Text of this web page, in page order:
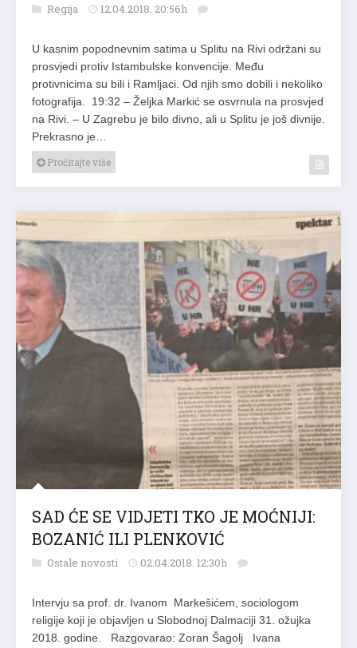
Regija 12.04.2018. 20:56h
U kasnim popodnevnim satima u Splitu na Rivi održani su
prosvjedi protiv Istambulske konvencije. Među
protivnicima su bili i Ramljaci. Od njih smo dobili i nekoliko
fotografija. 19:32 – Željka Markić se osvrnula na prosvjed
na Rivi. – U Zagrebu je bilo divno, ali u Splitu je još divnije.
Prekrasno je…
Pročitajte više
SAD ĆE SE VIDJETI TKO JE MOĆNIJI:
BOZANIĆ ILI PLENKOVIĆ
Ostale novosti 02.04.2018. 12:30h
Intervju sa prof. dr. Ivanom Markešićem, sociologom
religije koji je objavljen u Slobodnoj Dalmaciji 31. ožujka
2018. godine. Razgovarao: Zoran Šagolj Ivana